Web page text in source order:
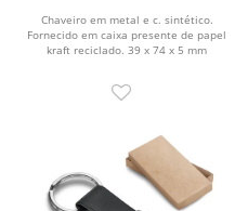
Chaveiro em metal e c. sintético.
Fornecido em caixa presente de papel
kraft reciclado. 39 x 74 x 5 mm